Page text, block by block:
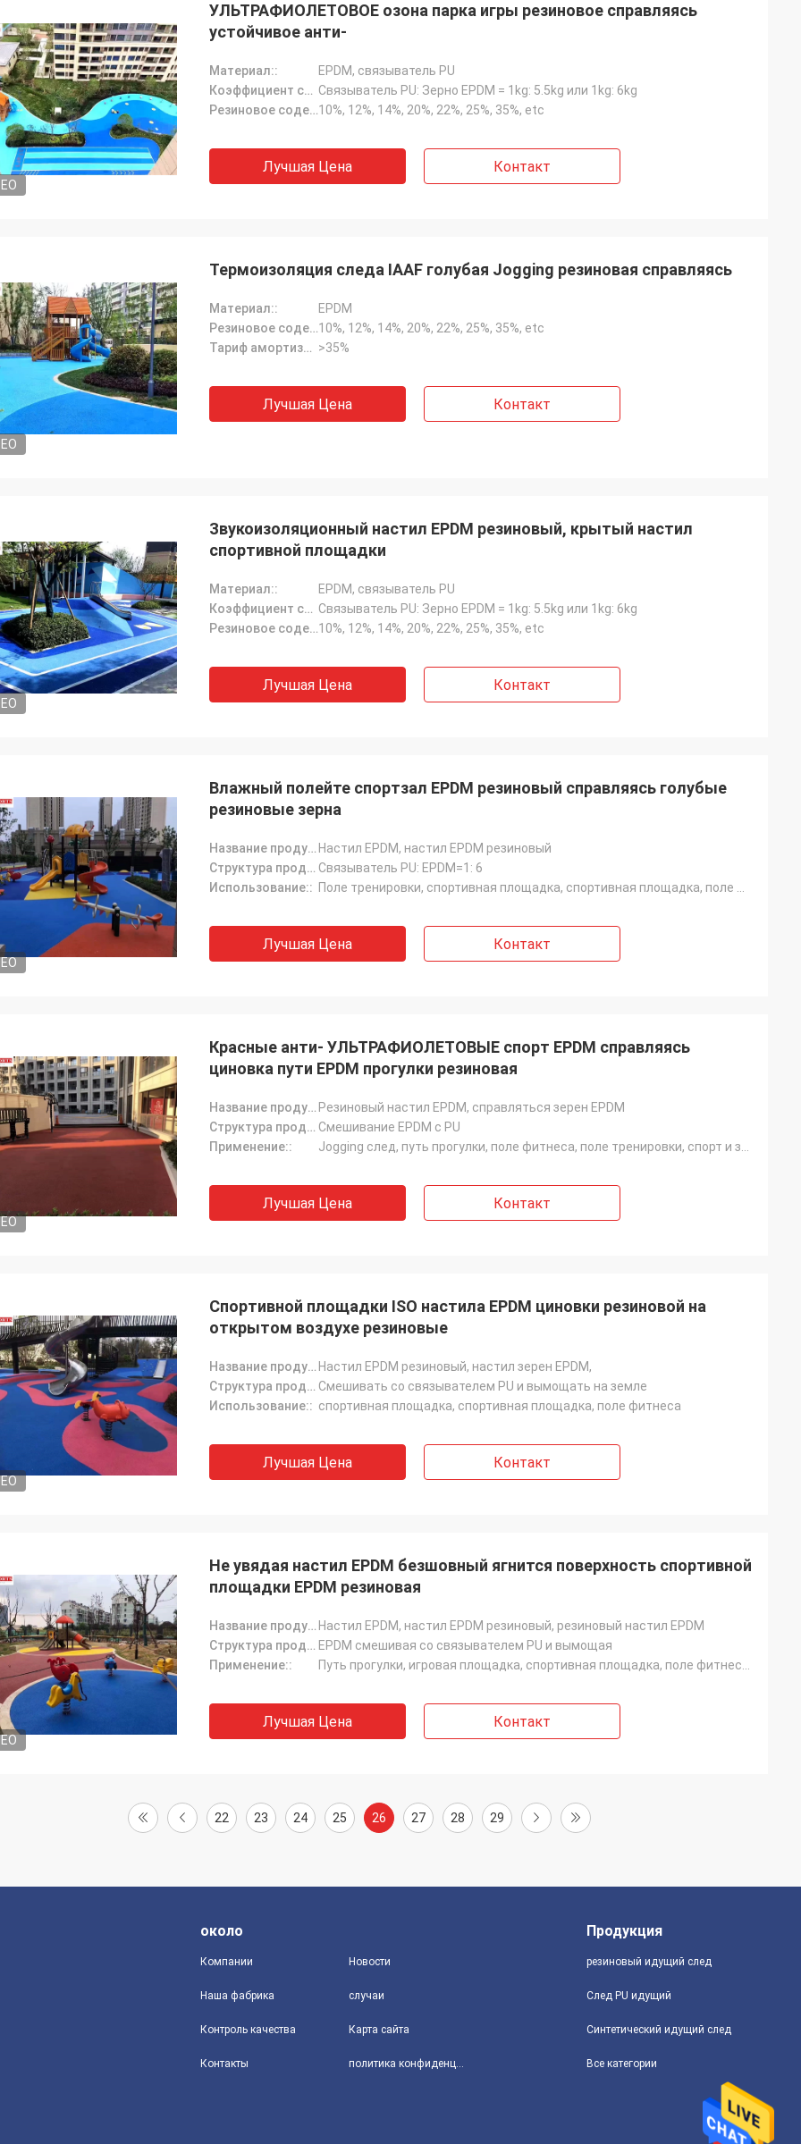
Джексон
благонадежная компания,
превосходные продукты
Понадейтесь что мы имеем
и стабилизированное
со спорт CN!
УЛЬТРАФИОЛЕТОВОЕ озона парка игры резиновое справляясь
устойчивое анти-
Материал::
EPDM, связыватель PU
Коэффициент смешивания:: Связыватель PU: Зерно EPDM = 1kg: 5.5kg или 1kg: 6kg
Резиновое содержание зерна::10%, 12%, 14%, 20%, 22%, 25%, 35%, etc
Лучшая Цена Контакт
Термоизоляция следа IAAF голубая Jogging резиновая справляясь
Материал::
EPDM
Резиновое содержание зерна::10%, 12%, 14%, 20%, 22%, 25%, 35%, etc
Тариф амортизации:: >35%
Лучшая Цена Контакт
Звукоизоляционный настил EPDM резиновый, крытый настил
спортивной площадки
Материал::
EPDM, связыватель PU
Коэффициент смешивания:: Связыватель PU: Зерно EPDM = 1kg: 5.5kg или 1kg: 6kg
Резиновое содержание зерна::10%, 12%, 14%, 20%, 22%, 25%, 35%, etc
Лучшая Цена Контакт
Влажный полейте спортзал EPDM резиновый справляясь голубые
резиновые зерна
Название продукта:: Настил EPDM, настил EPDM резиновый
Структура продукта::: Связыватель PU: EPDM=1: 6
Использование::
Лучшая Цена Контакт
Красные анти- УЛЬТРАФИОЛЕТОВЫЕ спорт EPDM справляясь
циновка пути EPDM прогулки резиновая
Название продукта:: Резиновый настил EPDM, справляться зерен EPDM
Структура продукта::: Смешивание EPDM с PU
Применение::
Лучшая Цена Контакт
Спортивной площадки ISO настила EPDM циновки резиновой на
открытом воздухе резиновые
Название продукта:: Настил EPDM резиновый, настил зерен EPDM,
Структура продукта::: Смешивать со связывателем PU и вымощать на земле
Использование:: спортивная площадка, спортивная площадка, поле фитнеса
Лучшая Цена Контакт
Не увядая настил EPDM безшовный ягнится поверхность спортивной
площадки EPDM резиновая
Название продукта:: Настил EPDM, настил EPDM резиновый, резиновый настил EPDM
Структура продукта::: EPDM смешивая со связывателем PU и вымощая
Применение::
Лучшая Цена Контакт
22 23 24 25 26 27 28 29
около
Компании
Наша фабрика
Контроль качества
Контакты
Новости
случаи
Карта сайта
политика конфиденциальности
Продукция
резиновый идущий след
След PU идущий
Синтетический идущий след
Все категории